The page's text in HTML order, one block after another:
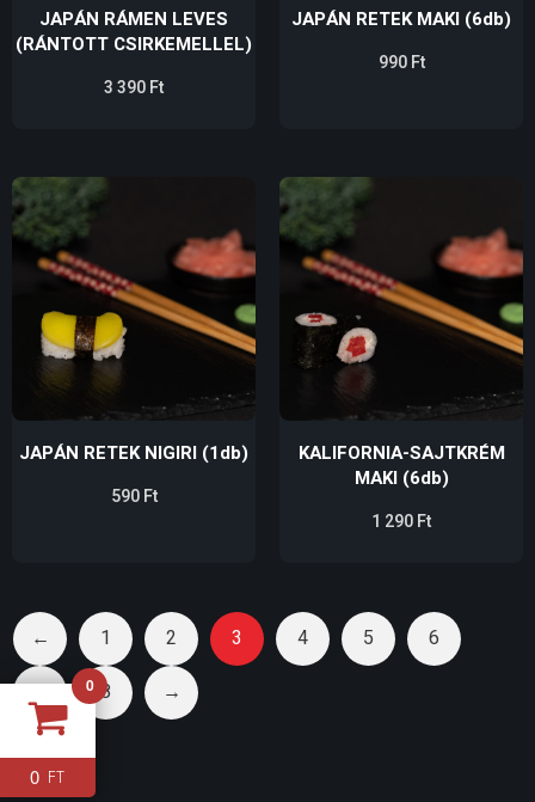
JAPÁN RÁMEN LEVES
(RÁNTOTT CSIRKEMELLEL)
3 390Ft
JAPÁN RETEK MAKI (6db)
990Ft
JAPÁN RETEK NIGIRI (1db)
590Ft
KALIFORNIA-SAJTKRÉM
MAKI (6db)
1 290Ft
← 1 2 3 4 5
6
7
8 →
0
0 FT